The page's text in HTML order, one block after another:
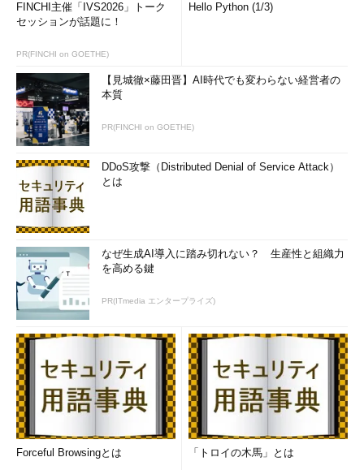
FINCHI主催「IVS2026」トーク
セッションが話題に！
PR(FINCHI on GOETHE)
Hello Python (1/3)
【見城徹×藤田晋】AI時代でも変わらない経営者の
本質
PR(FINCHI on GOETHE)
DDoS攻撃（Distributed Denial of Service Attack）
とは
なぜ生成AI導入に踏み切れない？ 生産性と組織力
を高める鍵
PR(ITmedia エンタープライズ)
Forceful Browsingとは 「トロイの木馬」とは